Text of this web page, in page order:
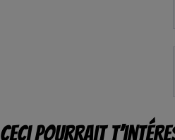
Ceci pourrait